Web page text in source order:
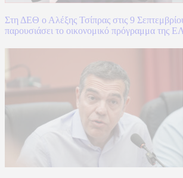
Στη ΔΕΘ ο Αλέξης Τσίπρας στις 9
παρουσιάσει το οικονομικό πρόγραμμα της